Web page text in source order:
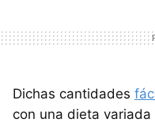
Dichas cantidades
con una dieta